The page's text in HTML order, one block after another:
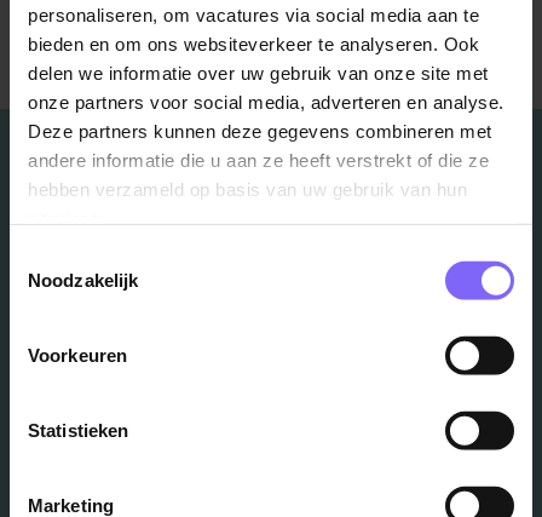
personaliseren, om vacatures via social media aan te
bieden en om ons websiteverkeer te analyseren. Ook
delen we informatie over uw gebruik van onze site met
onze partners voor social media, adverteren en analyse.
Deze partners kunnen deze gegevens combineren met
andere informatie die u aan ze heeft verstrekt of die ze
hebben verzameld op basis van uw gebruik van hun
Noodzakelijk
Voorkeuren
Statistieken
Marketing
Terug naar alle items